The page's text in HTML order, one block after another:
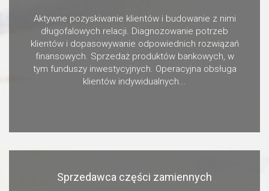
Aktywne pozyskiwanie klientów i budowanie z nimi
długofalowych relacji. Diagnozowanie potrzeb
klientów i dopasowywanie odpowiednich rozwiązań
finansowych. Sprzedaż produktów bankowych, w
tym funduszy inwestycyjnych. Operacyjna obsługa
klientów indywidualnych...
Sprzedawca części zamiennych